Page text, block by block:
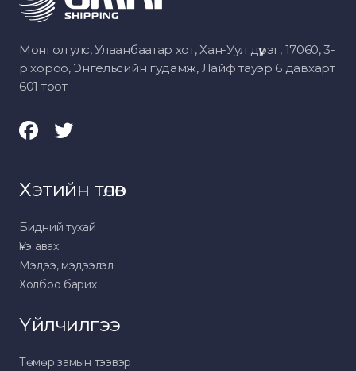
Монгол улс, Улаанбаатар хот, Хан-Уул дүүрэг, 17060, 3-
р хороо, Энгельсийн гудамж, Лайф тауэр 6 давхарт
601 тоот
Хэтийн төлөв
Бидний тухай
Үнэ авах
Мэдээ, мэдээлэл
Холбоо барих
Үйлчилгээ
Төмөр замын тээвэр